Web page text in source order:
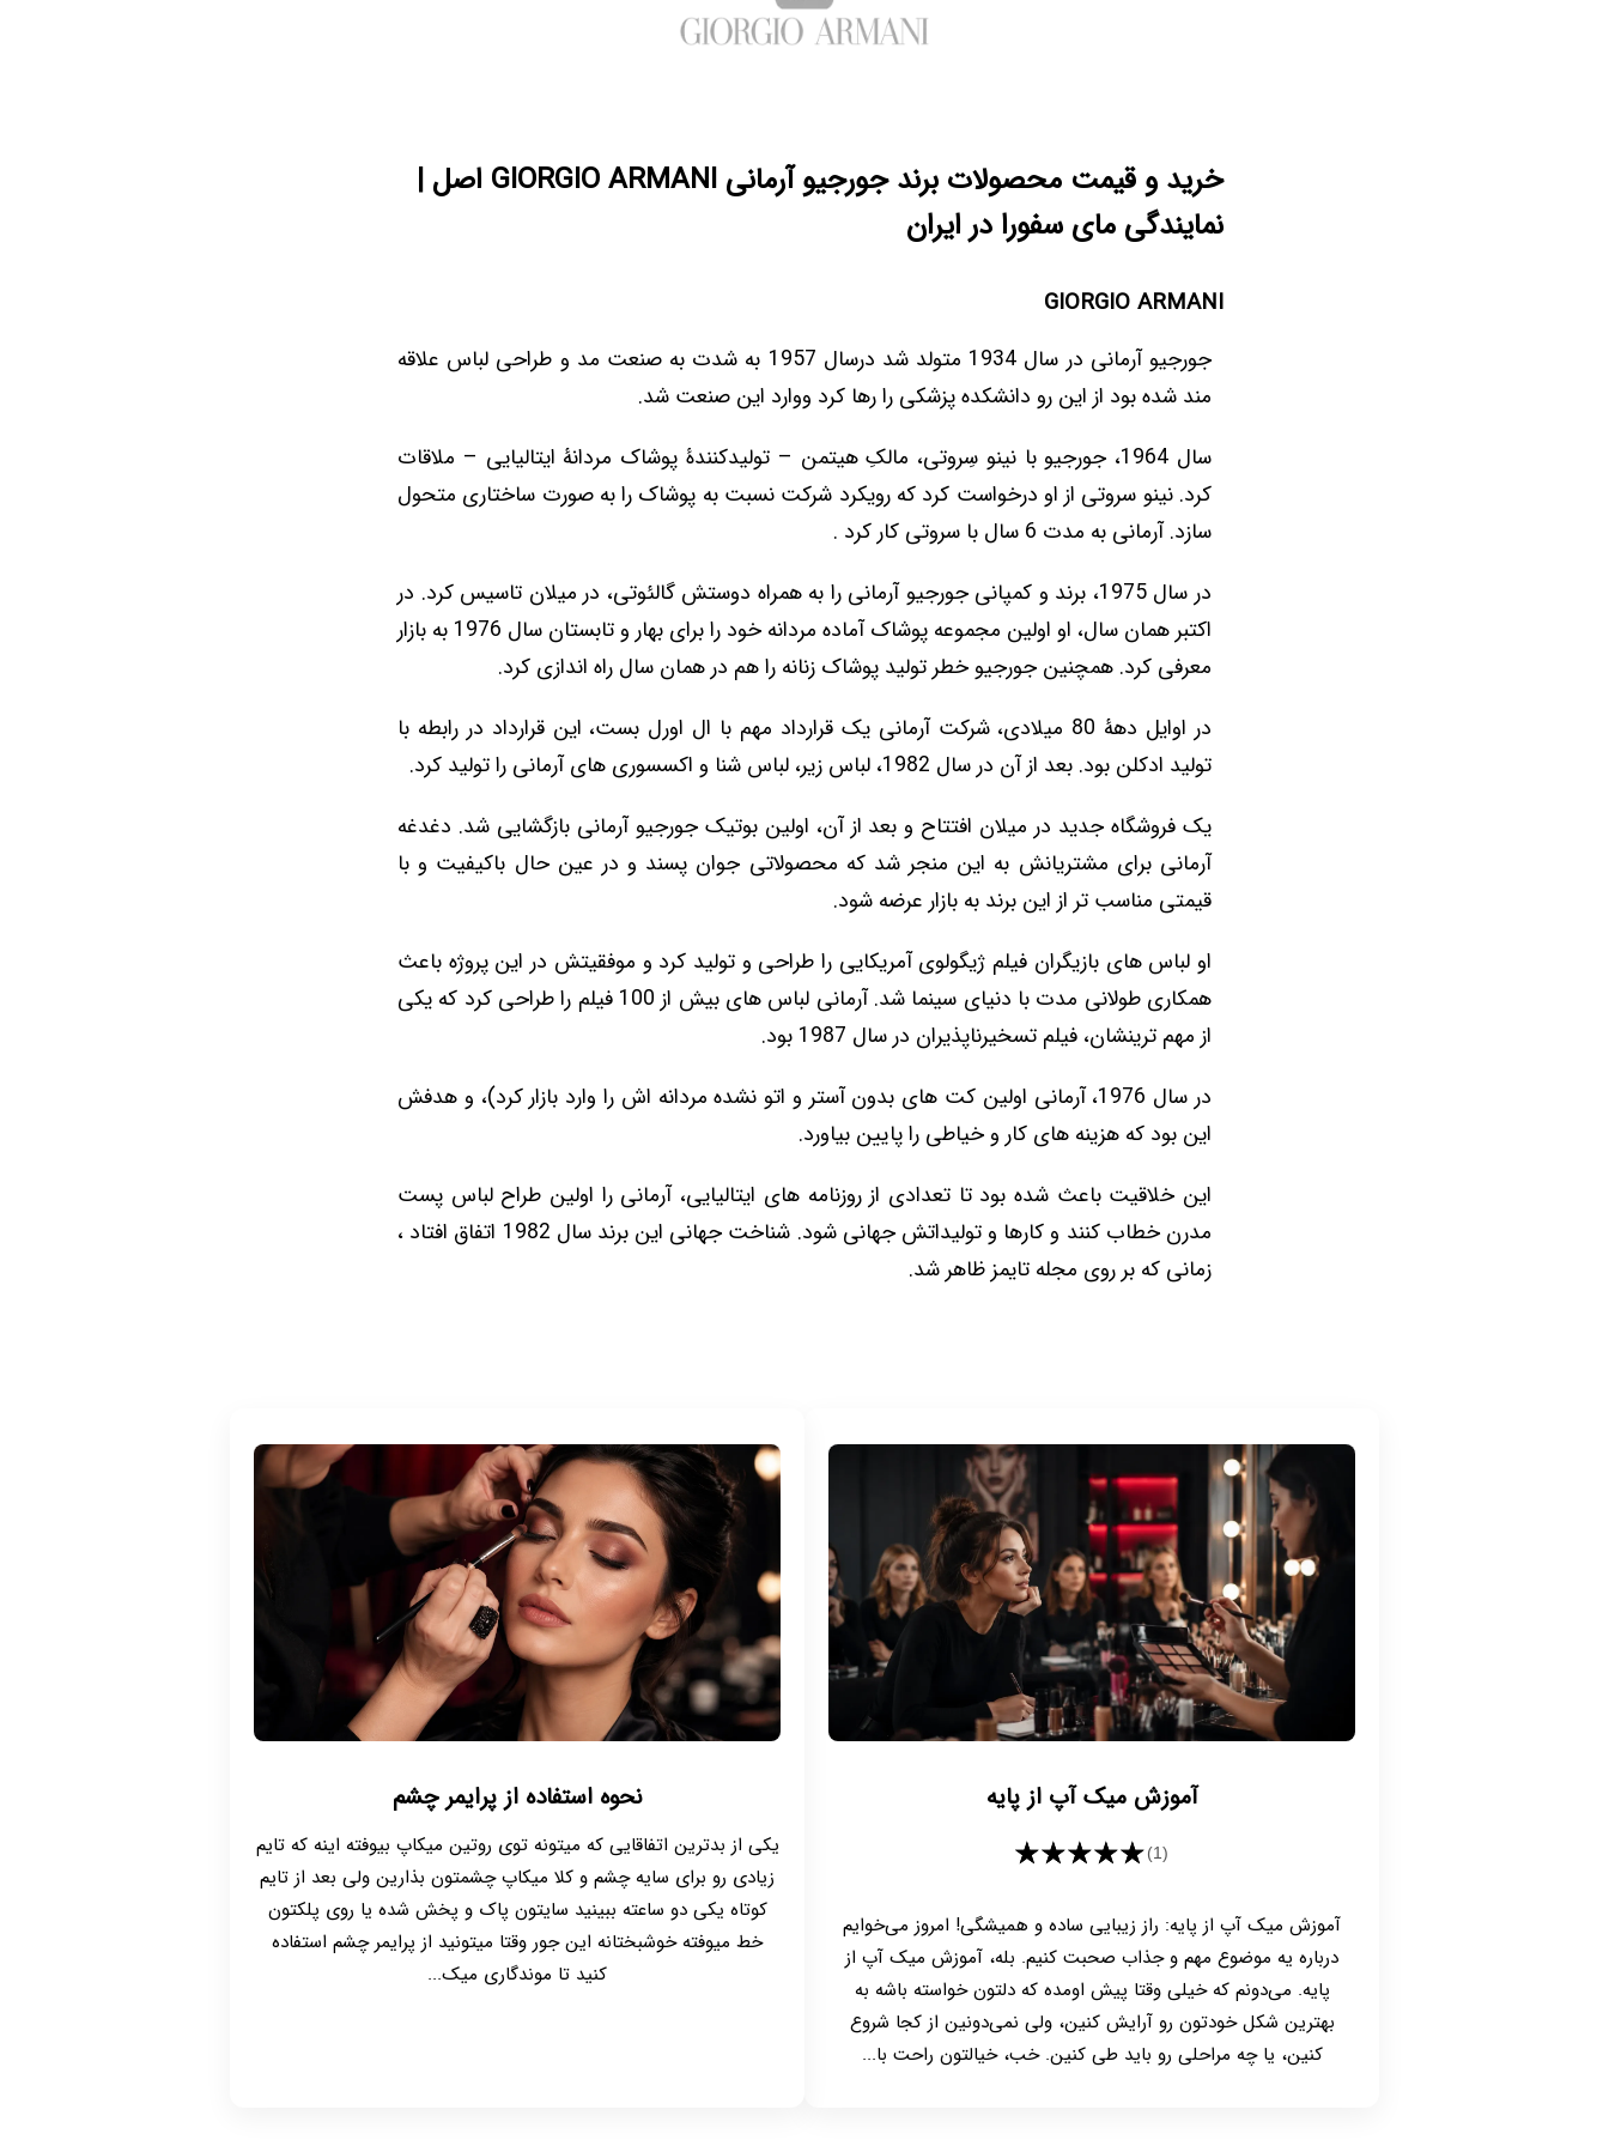
خرید و قیمت محصولات برند جورجیو آرمانی GIORGIO ARMANI اصل |
نمایندگی مای سفورا در ایران
GIORGIO ARMANI
جورجیو آرمانی در سال 1934 متولد شد درسال 1957 به شدت به صنعت مد و طراحی لباس علاقه
مند شده بود از این رو دانشکده پزشکی را رها کرد ووارد این صنعت شد.
سال 1964، جورجیو با نینو سِروتی، مالکِ هیتمن – تولید‌کنندۀ پوشاک مردانۀ ایتالیایی – ملاقات
کرد. نینو سروتی از او درخواست کرد که رویکرد شرکت نسبت به پوشاک را به صورت ساختاری متحول
سازد. آرمانی به مدت 6 سال با سروتی کار کرد .
در سال 1975، برند و کمپانی جورجیو آرمانی را به همراه دوستش گالئوتی، در میلان تاسیس کرد. در
اکتبر همان سال، او اولین مجموعه پوشاک آماده مردانه خود را برای بهار و تابستان سال 1976 به بازار
معرفی کرد. همچنین جورجیو خطر تولید پوشاک زنانه را هم در همان سال راه اندازی کرد.
در اوایل دهۀ 80 میلادی، شرکت آرمانی یک قرارداد مهم با ال اورل بست، این قرارداد در رابطه با
تولید ادکلن بود. بعد از آن در سال 1982، لباس زیر، لباس شنا و اکسسوری‌ های آرمانی را تولید کرد.
یک فروشگاه جدید در میلان افتتاح و بعد از آن، اولین بوتیک جورجیو آرمانی بازگشایی شد. دغدغه
آرمانی برای مشتریانش به این منجر شد که محصولاتی جوان ‌پسند و در عین حال باکیفیت و با
قیمتی مناسب‌ تر از این برند به بازار عرضه شود.
او لباس ‌های بازیگران فیلم ژیگولوی آمریکایی را طراحی و تولید کرد و موفقیتش در این پروژه باعث
همکاری طولانی مدت با دنیای سینما شد. آرمانی لباس ‌های بیش از 100 فیلم را طراحی کرد که یکی
از مهم‌ ترینشان، فیلم تسخیرناپذیران در سال 1987 بود.
در سال 1976، آرمانی اولین کت‌ های بدون‌ آستر و اتو نشده مردانه‌ اش را وارد بازار کرد)، و هدفش
این بود که هزینه ‌های کار و خیاطی را پایین بیاورد.
این خلاقیت باعث شده بود تا تعدادی از روزنامه ‌های ایتالیایی، آرمانی را اولین طراح لباس پست
‌مدرن خطاب کنند و کارها و تولیداتش جهانی شود. شناخت جهانی این برند سال 1982 اتفاق افتاد ،
زمانی که بر روی مجله تایمز ظاهر شد.
آموزش میک آپ از پایه
★★★★★(1)
آموزش میک آپ از پایه: راز زیبایی ساده و همیشگی! امروز می‌خوایم
درباره یه موضوع مهم و جذاب صحبت کنیم. بله، آموزش میک آپ از
پایه. می‌دونم که خیلی وقتا پیش اومده که دلتون خواسته باشه به
بهترین شکل خودتون رو آرایش کنین، ولی نمی‌دونین از کجا شروع
کنین، یا چه مراحلی رو باید طی کنین. خب، خیالتون راحت با...
نحوه استفاده از پرایمر چشم
یکی از بدترین اتفاقایی که میتونه توی روتین میکاپ بیوفته اینه که تایم
زیادی رو برای سایه چشم و کلا میکاپ چشمتون بذارین ولی بعد از تایم
کوتاه یکی دو ساعته ببینید سایتون پاک و پخش شده یا روی پلکتون
خط میوفته خوشبختانه این جور وقتا میتونید از پرایمر چشم استفاده
کنید تا موندگاری میک...